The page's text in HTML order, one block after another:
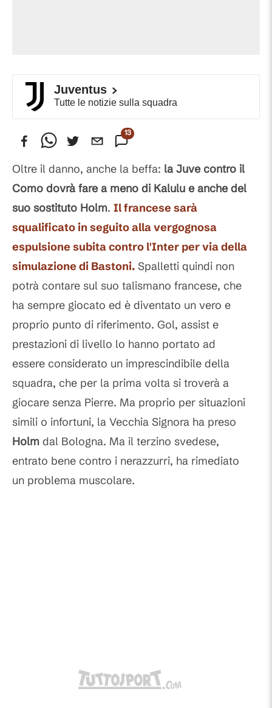
Juventus
Tutte le notizie sulla squadra
13
Oltre il danno, anche la beffa: la Juve contro il
Como dovrà fare a meno di Kalulu e anche del
suo sostituto Holm. Il francese sarà
squalificato in seguito alla vergognosa
espulsione subita contro l'Inter per via della
simulazione di Bastoni. Spalletti quindi non
potrà contare sul suo talismano francese, che
ha sempre giocato ed è diventato un vero e
proprio punto di riferimento. Gol, assist e
prestazioni di livello lo hanno portato ad
essere considerato un imprescindibile della
squadra, che per la prima volta si troverà a
giocare senza Pierre. Ma proprio per situazioni
simili o infortuni, la Vecchia Signora ha preso
Holm dal Bologna. Ma il terzino svedese,
entrato bene contro i nerazzurri, ha rimediato
un problema muscolare.